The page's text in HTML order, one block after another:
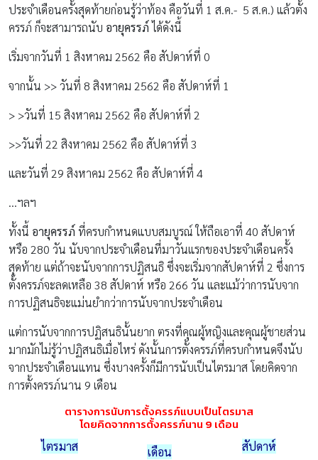
ประจำเดือนครั้งสุดท้ายก่อนรู้ว่าท้อง คือวันที่ 1 ส.ค.- 5 ส.ค.) แล้วตั้ง
ครรภ์ ก็จะสามารถนับ อายุครรภ์ได้ดังนี้
เริ่มจากวันที่ 1 สิงหาคม 2562 คือ สัปดาห์ที่ 0
จากนั้น >> วันที่ 8 สิงหาคม 2562 คือ สัปดาห์ที่ 1
> >วันที่ 15 สิงหาคม 2562 คือ สัปดาห์ที่ 2
>>วันที่ 22 สิงหาคม 2562 คือ สัปดาห์ที่ 3
และวันที่ 29 สิงหาคม 2562 คือ สัปดาห์ที่ 4
…ฯลฯ
ทั้งนี้ อายุครรภ์ ที่ครบกำหนดแบบสมบูรณ์ ให้ถือเอาที่ 40 สัปดาห์
หรือ 280 วัน นับจากประจำเดือนที่มาวันแรกของประจำเดือนครั้ง
สุดท้าย แต่ถ้าจะนับจากการปฏิสนธิ ซึ่งจะเริ่มจากสัปดาห์ที่ 2 ซึ่งการ
ตั้งครรภ์จะลดเหลือ 38 สัปดาห์ หรือ 266 วัน และแม้ว่าการนับจาก
การปฏิสนธิจะแม่นยำกว่าการนับจากประจำเดือน
แต่การนับจากการปฏิสนธินั้นยาก ตรงที่คุณผู้หญิงและคุณผู้ชายส่วน
มากมักไม่รู้ว่าปฏิสนธิเมื่อไหร่ ดังนั้นการตั้งครรภ์ที่ครบกำหนดจึงนับ
จากประจำเดือนแทน ซึ่งบางครั้งก็มีการนับเป็นไตรมาส โดยคิดจาก
การตั้งครรภ์นาน 9 เดือน
ตารางการนับการตั้งครรภ์แบบเป็นไตรมาส
โดยคิดจากการตั้งครรภ์นาน 9 เดือน
ไตรมาส เดือน สัปดาห์